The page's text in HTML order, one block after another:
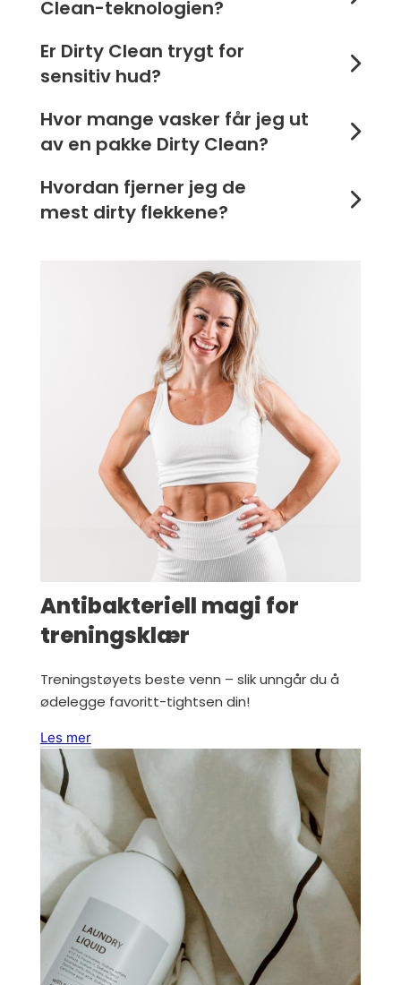
Clean-teknologien?
Er Dirty Clean trygt for
sensitiv hud?
Hvor mange vasker får jeg ut
av en pakke Dirty Clean?
Hvordan fjerner jeg de
mest dirty flekkene?
Antibakteriell magi for
treningsklær
Treningstøyets beste venn – slik unngår du å
ødelegge favoritt-tightsen din!
Les mer